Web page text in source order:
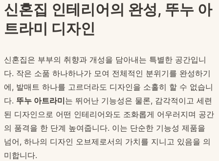
신혼집 인테리어의 완성, 뚜누 아
트라미 디자인
신혼집은 부부의 취향과 개성을 담아내는 특별한 공간입니
다. 작은 소품 하나하나가 모여 전체적인 분위기를 완성하기
에, 발매트 하나를 고르더라도 디자인을 소홀히 할 수 없습니
다. 뚜누 아트라미는 뛰어난 기능성은 물론, 감각적이고 세련
된 디자인으로 어떤 인테리어와도 조화롭게 어우러지며 공간
의 품격을 한 단계 높여줍니다. 이는 단순한 기능성 제품을
넘어, 하나의 디자인 오브제로서의 가치를 지니고 있음을 의
미합니다.